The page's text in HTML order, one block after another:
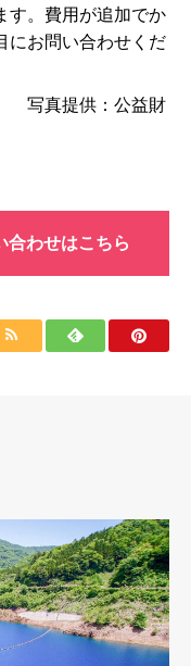
す。費用が追加でか
にお問い合わせくだ
写真提供：公益財
合わせはこちら